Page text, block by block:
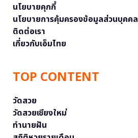
นโยบายคุกกี้
นโยบายการคุ้มครองข้อมูลส่วนบุคคล
ติดต่อเรา
เกี่ยวกับเอ็มไทย
TOP CONTENT
วัดสวย
วัดสวยเชียงใหม่
ทำนายฝัน